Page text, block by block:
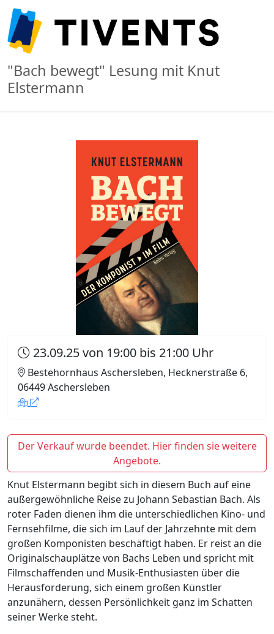
"Bach bewegt" Lesung mit Knut
Elstermann
23.09.25 von 19:00 bis 21:00 Uhr
Bestehornhaus Aschersleben, Hecknerstraße 6,
06449 Aschersleben
Der Verkauf wurde beendet. Hier finden sie weitere
Angebote.
Knut Elstermann begibt sich in diesem Buch auf eine
außergewöhnliche Reise zu Johann Sebastian Bach. Als
roter Faden dienen ihm die unterschiedlichen Kino- und
Fernsehfilme, die sich im Lauf der Jahrzehnte mit dem
großen Komponisten beschäftigt haben. Er reist an die
Originalschauplätze von Bachs Leben und spricht mit
Filmschaffenden und Musik-Enthusiasten über die
Herausforderung, sich einem großen Künstler
anzunähern, dessen Persönlichkeit ganz im Schatten
seiner Werke steht.